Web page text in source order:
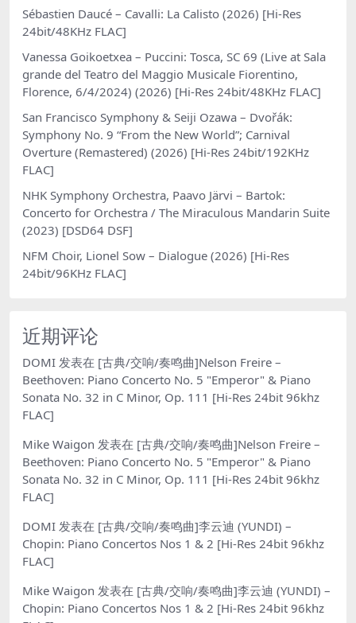
Sébastien Daucé – Cavalli: La Calisto (2026) [Hi-Res
24bit/48KHz FLAC]
Vanessa Goikoetxea – Puccini: Tosca, SC 69 (Live at Sala
grande del Teatro del Maggio Musicale Fiorentino,
Florence, 6/4/2024) (2026) [Hi-Res 24bit/48KHz FLAC]
San Francisco Symphony & Seiji Ozawa – Dvořák:
Symphony No. 9 “From the New World”; Carnival
Overture (Remastered) (2026) [Hi-Res 24bit/192KHz
FLAC]
NHK Symphony Orchestra, Paavo Järvi – Bartok:
Concerto for Orchestra / The Miraculous Mandarin Suite
(2023) [DSD64 DSF]
NFM Choir, Lionel Sow – Dialogue (2026) [Hi-Res
24bit/96KHz FLAC]
近期评论
DOMI 发表在 [古典/交响/奏鸣曲]Nelson Freire –
Beethoven: Piano Concerto No. 5 "Emperor" & Piano
Sonata No. 32 in C Minor, Op. 111 [Hi-Res 24bit 96khz
FLAC]
Mike Waigon 发表在 [古典/交响/奏鸣曲]Nelson Freire –
Beethoven: Piano Concerto No. 5 "Emperor" & Piano
Sonata No. 32 in C Minor, Op. 111 [Hi-Res 24bit 96khz
FLAC]
DOMI 发表在 [古典/交响/奏鸣曲]李云迪 (YUNDI) –
Chopin: Piano Concertos Nos 1 & 2 [Hi-Res 24bit 96khz
FLAC]
Mike Waigon 发表在 [古典/交响/奏鸣曲]李云迪 (YUNDI) –
Chopin: Piano Concertos Nos 1 & 2 [Hi-Res 24bit 96khz